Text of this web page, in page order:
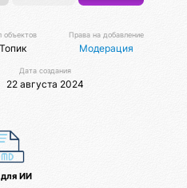
объектов
Топик
Права на добавление
Модерация
Дата создания
22 августа 2024
для ИИ